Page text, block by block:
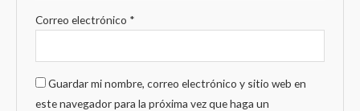
Correo electrónico *
Guardar mi nombre, correo electrónico y sitio web en
este navegador para la próxima vez que haga un